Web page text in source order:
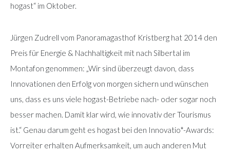
hogast“ im Oktober.
Jürgen Zudrell vom Panoramagasthof Kristberg hat 2014 den
Preis für Energie & Nachhaltigkeit mit nach Silbertal im
Montafon genommen: „Wir sind überzeugt davon, dass
Innovationen den Erfolg von morgen sichern und wünschen
uns, dass es uns viele hogast-Betriebe nach- oder sogar noch
besser machen. Damit klar wird, wie innovativ der Tourismus
ist.“ Genau darum geht es hogast bei den Innovatio*-Awards:
Vorreiter erhalten Aufmerksamkeit, um auch anderen Mut